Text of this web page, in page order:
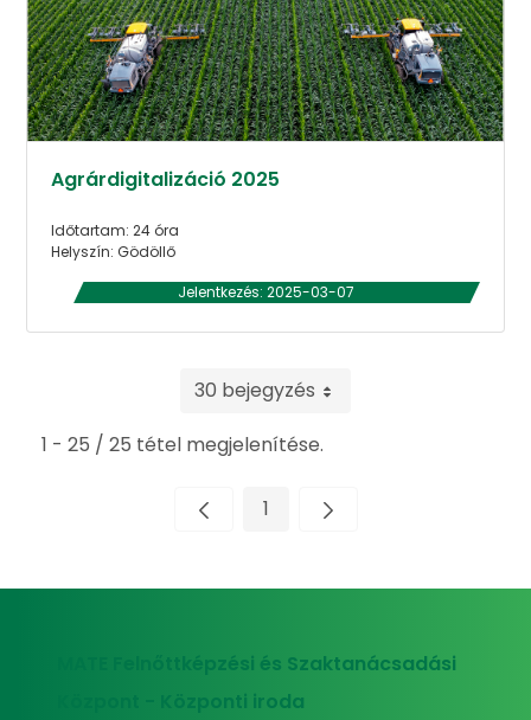
Agrárdigitalizáció 2025
Időtartam: 24 óra
Helyszín: Gödöllő
Jelentkezés: 2025-03-07
30 bejegyzés
1 - 25 / 25 tétel megjelenítése.
Oldal
1
MATE Felnőttképzési és Szaktanácsadási
Központ - Központi iroda